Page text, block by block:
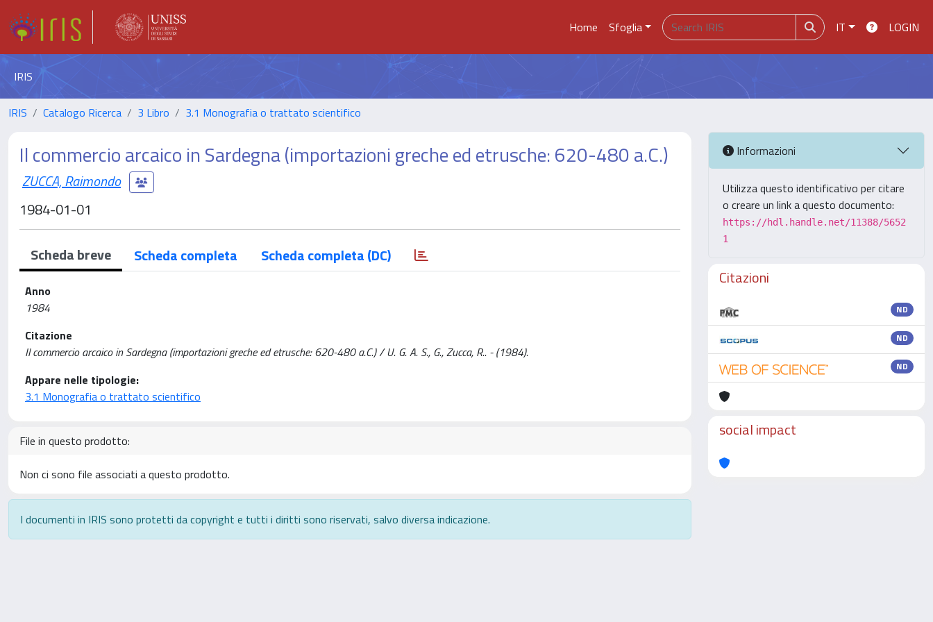
Home Sfoglia IT LOGIN
IRIS
IRIS Catalogo Ricerca 3 Libro 3.1 Monografia o trattato scientifico
Il commercio arcaico in Sardegna (importazioni greche ed etrusche: 620-480 a.C.)
ZUCCA, Raimondo
1984-01-01
Scheda breve Scheda completa Scheda completa (DC)
Anno
1984
Citazione
Il commercio arcaico in Sardegna (importazioni greche ed etrusche: 620-480 a.C.) / U. G. A. S., G., Zucca, R.. - (1984).
Appare nelle tipologie:
3.1 Monografia o trattato scientifico
File in questo prodotto:
Non ci sono file associati a questo prodotto.
I documenti in IRIS sono protetti da copyright e tutti i diritti sono riservati, salvo diversa indicazione.
Informazioni
Utilizza questo identificativo per citare
o creare un link a questo documento:
https://hdl.handle.net/11388/5652
1
Citazioni
ND
ND
ND
social impact